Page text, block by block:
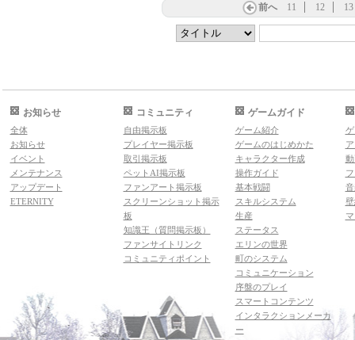
前へ 11 12 13
お知らせ
全体
お知らせ
イベント
メンテナンス
アップデート
ETERNITY
コミュニティ
自由掲示板
プレイヤー掲示板
取引掲示板
ペットAI掲示板
ファンアート掲示板
スクリーンショット掲示
板
知識王（質問掲示板）
ファンサイトリンク
コミュニティポイント
ゲームガイド
ゲーム紹介
ゲームのはじめかた
キャラクター作成
操作ガイド
基本戦闘
スキルシステム
生産
ステータス
エリンの世界
町のシステム
コミュニケーション
序盤のプレイ
スマートコンテンツ
インタラクションメーカ
ー